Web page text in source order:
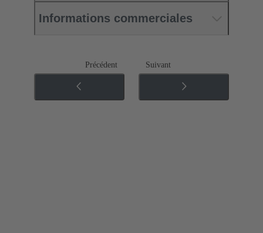
Informations commerciales
Précédent Suivant